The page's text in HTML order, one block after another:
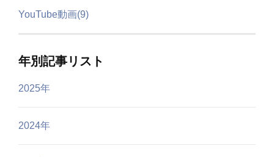
YouTube動画(9)
年別記事リスト
2025年
2024年